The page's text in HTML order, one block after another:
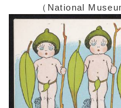
（National Museum